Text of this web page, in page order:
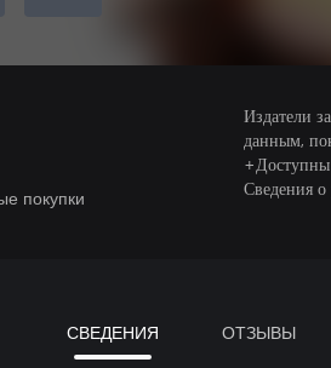
покупки
Издатели
данным,
Сведения о
СВЕДЕНИЯ ОТЗЫВЫ